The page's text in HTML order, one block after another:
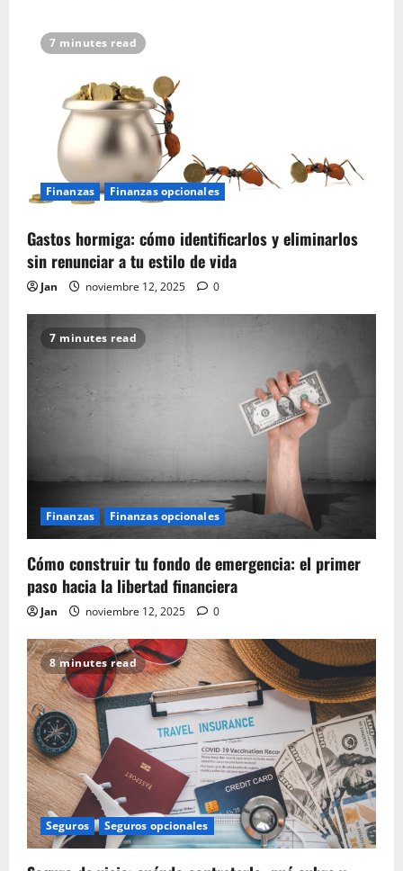
7 minutes read
Finanzas Finanzas opcionales
Gastos hormiga: cómo identificarlos y eliminarlos
sin renunciar a tu estilo de vida
Jan noviembre 12, 2025 0
7 minutes read
Finanzas Finanzas opcionales
Cómo construir tu fondo de emergencia: el primer
paso hacia la libertad financiera
Jan noviembre 12, 2025 0
8 minutes read
Seguros Seguros opcionales